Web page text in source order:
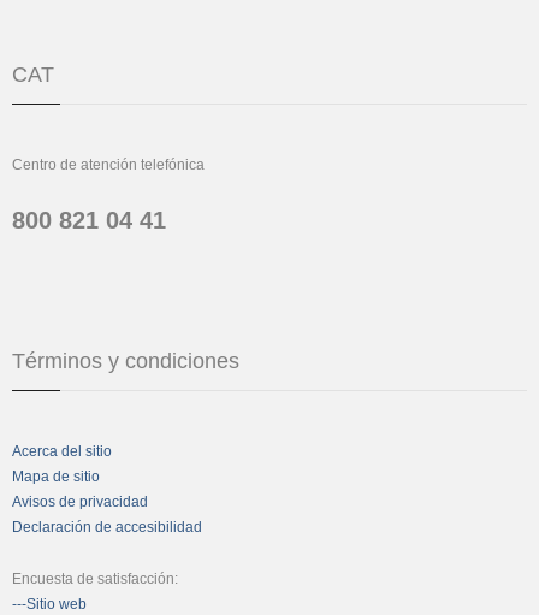
CAT
Centro de atención telefónica
800 821 04 41
Términos y condiciones
Acerca del sitio
Mapa de sitio
Avisos de privacidad
Declaración de accesibilidad
Encuesta de satisfacción:
---Sitio web